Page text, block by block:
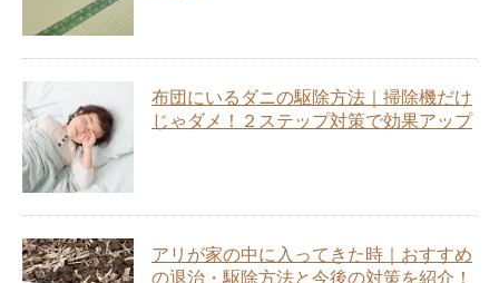
布団にいるダニの駆除方法｜掃除機だけ
じゃダメ！２ステップ対策で効果アップ
アリが家の中に入ってきた時｜おすすめ
の退治・駆除方法と今後の対策を紹介！